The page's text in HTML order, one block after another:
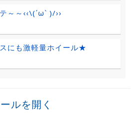
～～‹‹\(´ω` )/››
にも激軽量ホイール★
ルを開く